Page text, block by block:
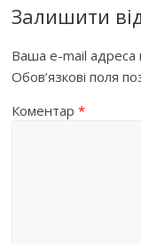
Залишити
Ваша e-mail
Обов’язкові поля
Коментар*